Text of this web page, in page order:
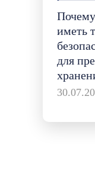
иметь
для